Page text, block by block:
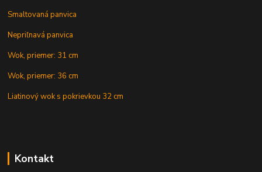
Smaltovaná panvica
Nepriľnavá panvica
Wok, priemer: 31 cm
Wok, priemer: 36 cm
Liatinový wok s pokrievkou 32 cm
Kontakt